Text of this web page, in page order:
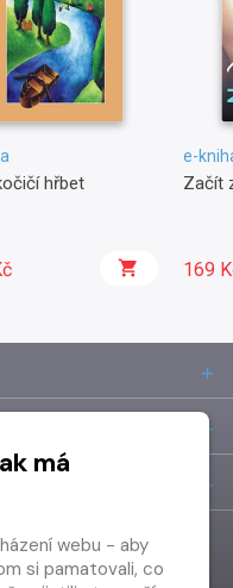
hřbet
e-
Začít
169
má
webu - aby
si pamatovali, co